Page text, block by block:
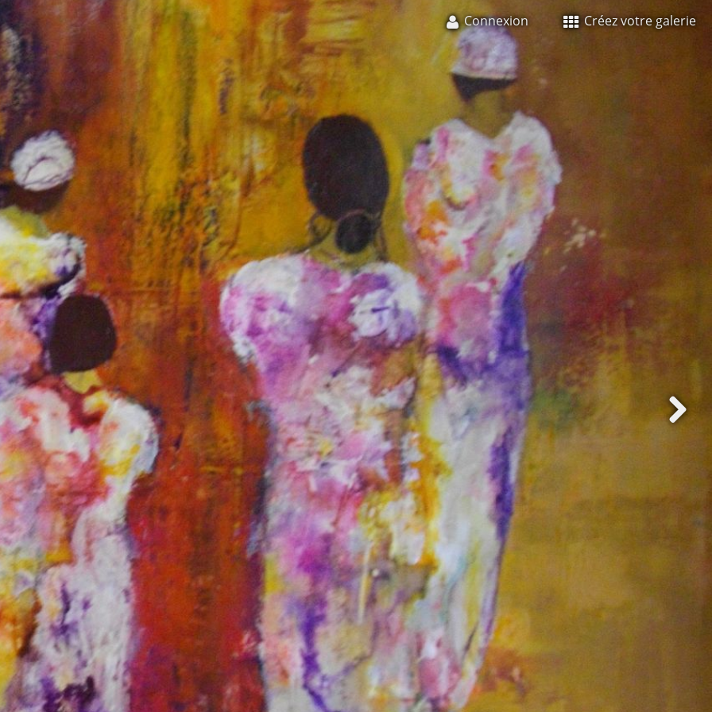
Connexion Créez votre galerie